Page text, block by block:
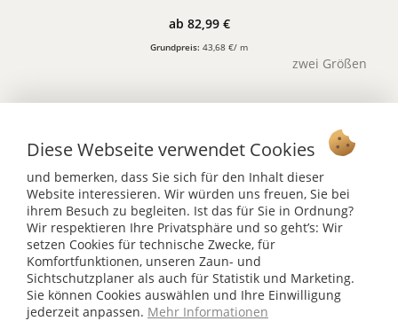
ab 82,99 €
Grundpreis: 43,68 €/ m
zwei Größen
Vertrag widerrufen
Ab 75 € versandkostenfrei *
Service Hotline
Shop Service
Informationen
Diese Webseite verwendet Cookies
und bemerken, dass Sie sich für den Inhalt dieser
Website interessieren. Wir würden uns freuen, Sie bei
ihrem Besuch zu begleiten. Ist das für Sie in Ordnung?
Wir respektieren Ihre Privatsphäre und so geht’s: Wir
setzen Cookies für technische Zwecke, für
Komfortfunktionen, unseren Zaun- und
Sichtschutzplaner als auch für Statistik und Marketing.
Sie können Cookies auswählen und Ihre Einwilligung
jederzeit anpassen. Mehr Informationen